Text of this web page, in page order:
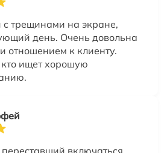
трещинами на экране,
день. Очень довольна
отношением к клиенту.
ищет хорошую